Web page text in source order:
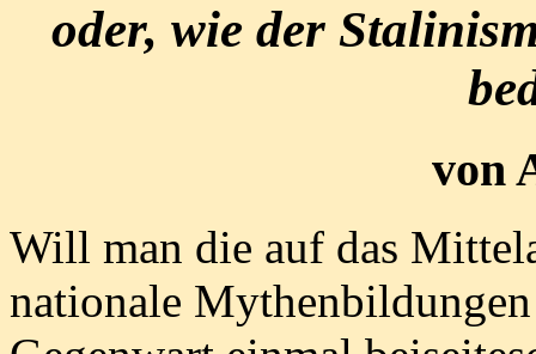
oder, wie der
von
Will man die auf das
nationale